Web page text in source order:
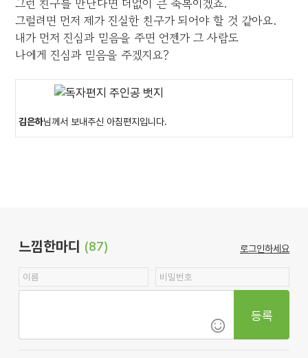
그럴려면 먼저 제가 진실한 친구가 되어야 할 것 같아요.
내가 먼저 진심과 믿음을 주면 언젠가 그 사람도
나에게 진심과 믿음을 주겠지요?
김은하님께서 보내주신 아침편지입니다.
느낌한마디 (87) 로그인하세요
등록